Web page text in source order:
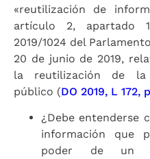
«reutilización de
artículo 2, apartado
2019/1024 del
20 de junio de 2019,
la reutilización de la
público (DO 2019, L 172,
¿Debe entenderse
información que
poder de un